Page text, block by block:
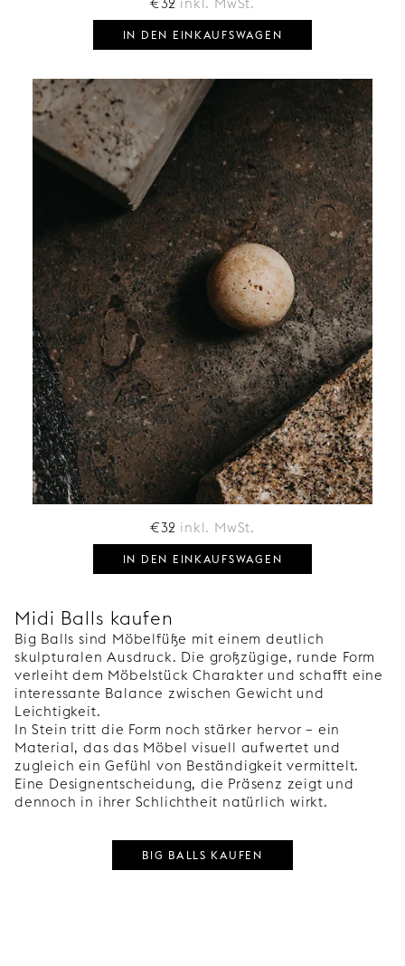
IN DEN EINKAUFSWAGEN
€32 inkl. MwSt.
IN DEN EINKAUFSWAGEN
Midi Balls kaufen
Big Balls sind Möbelfüße mit einem deutlich
skulpturalen Ausdruck. Die großzügige, runde Form
verleiht dem Möbelstück Charakter und schafft eine
interessante Balance zwischen Gewicht und
Leichtigkeit.
In Stein tritt die Form noch stärker hervor – ein
Material, das das Möbel visuell aufwertet und
zugleich ein Gefühl von Beständigkeit vermittelt.
Eine Designentscheidung, die Präsenz zeigt und
dennoch in ihrer Schlichtheit natürlich wirkt.
BIG BALLS KAUFEN